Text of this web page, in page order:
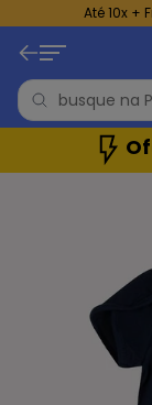
Até 10x +